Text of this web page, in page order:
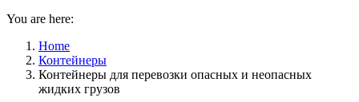
You are here:
Home
Контейнеры
Контейнеры для перевозки опасных и неопасных
жидких грузов